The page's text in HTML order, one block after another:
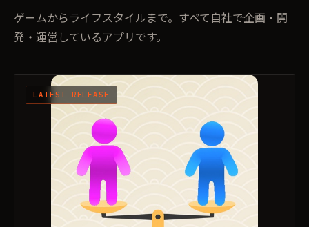
ゲームからライフスタイルまで。すべて自社で企画・開
発・運営しているアプリです。
LATEST RELEASE